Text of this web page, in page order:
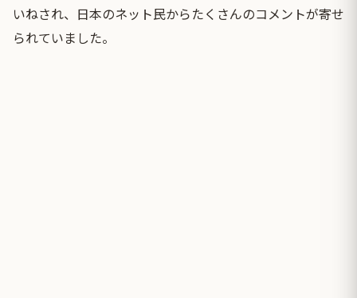
いねされ、日本のネット民からたくさんのコメントが寄せ
られていました。